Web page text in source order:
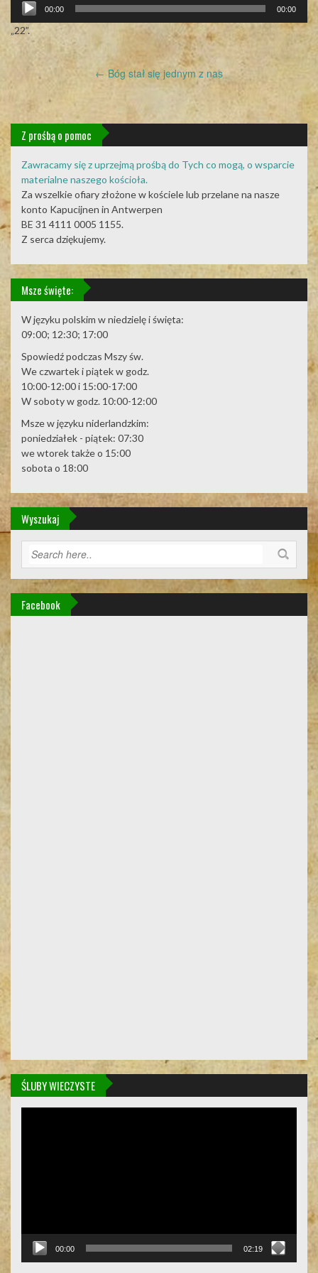
plików
dźwiękowych
00:00 00:00
„22”.
navigation
← Bóg stał się jednym z nas
Z prośbą o pomoc
Zawracamy się z uprzejmą prośbą do Tych co mogą, o wsparcie
materialne naszego kościoła.
Za wszelkie ofiary złożone w kościele lub przelane na nasze
konto Kapucijnen in Antwerpen
BE 31 4111 0005 1155.
Z serca dziękujemy.
Msze święte:
W języku polskim w niedzielę i święta:
09:00; 12:30; 17:00
Spowiedź podczas Mszy św.
We czwartek i piątek w godz.
10:00-12:00 i 15:00-17:00
W soboty w godz. 10:00-12:00
Msze w języku niderlandzkim:
poniedziałek - piątek: 07:30
we wtorek także o 15:00
sobota o 18:00
Wyszukaj
Facebook
ŚLUBY WIECZYSTE
00:00 02:19